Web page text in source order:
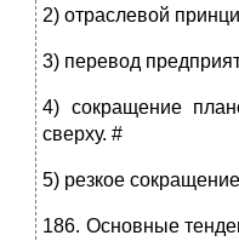
2) отраслевой
3) перевод
4) сокращение
сверху. #
5) резкое
186. Основные